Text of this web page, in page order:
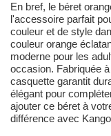
En bref, le béret
l'accessoire parfait
couleur et de style
couleur orange
moderne pour les
occasion. Fabriquée
casquette garantit
élégant pour
ajouter ce béret à
différence avec